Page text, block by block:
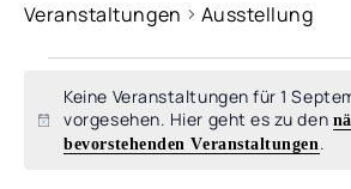
Veranstaltungen Ausstellung
VERANSTALTUNGEN
FÜR
Hinweis
Keine Veranstaltungen für 1
vorgesehen. Hier geht es zu den
bevorstehenden Veranstaltungen.